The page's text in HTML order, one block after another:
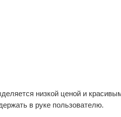
низкой ценой и
в руке пользователю.